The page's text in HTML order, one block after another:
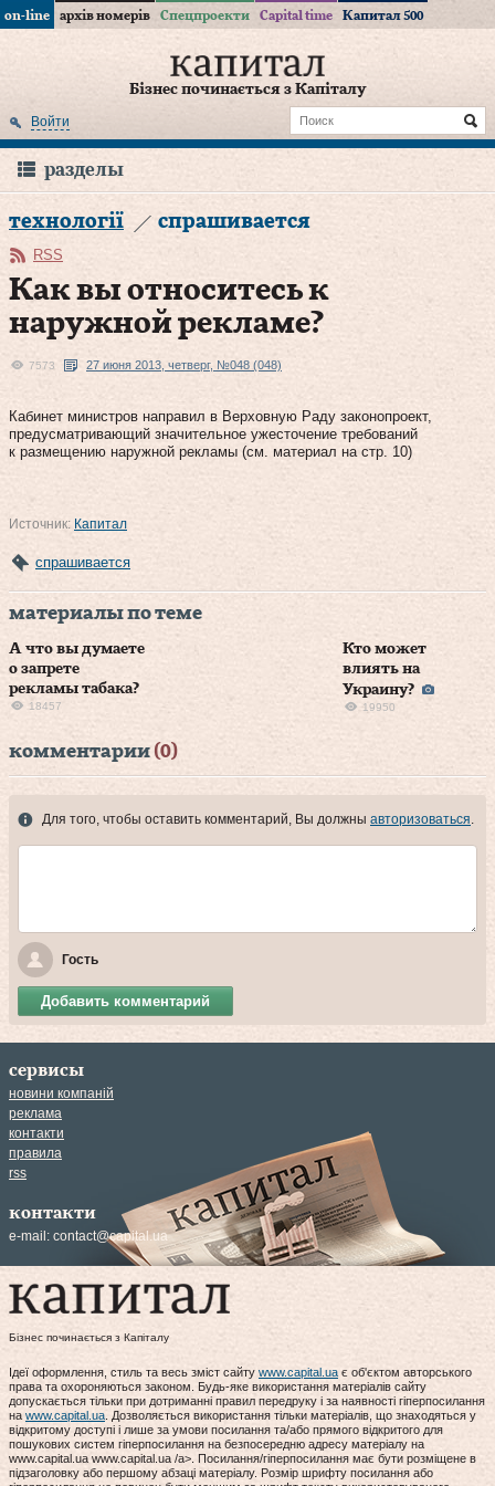
on-line архів номерів Спецпроекти Capital time Капитал 500
Бізнес починається з Капіталу
Войти
разделы
технології спрашивается
RSS
Как вы относитесь к
наружной рекламе?
7573 27 июня 2013, четверг, №048 (048)
Кабинет министров направил в Верховную Раду законопроект,
предусматривающий значительное ужесточение требований
к размещению наружной рекламы (см. материал на стр. 10)
Источник: Капитал
спрашивается
материалы по теме
А что вы думаете
о запрете
рекламы табака?
18457
Кто может
влиять на
Украину?
19950
комментарии (0)
Для того, чтобы оставить комментарий, Вы должны авторизоваться.
Гость
Добавить комментарий
сервисы
новини компаній
реклама
контакти
правила
rss
контакти
e-mail: contact@capital.ua
Бізнес починається з Капіталу
Ідеї оформлення, стиль та весь зміст сайту www.capital.ua є об'єктом авторського
права та охороняються законом. Будь-яке використання матеріалів сайту
допускається тільки при дотриманні правил передруку і за наявності гіперпосилання
на www.capital.ua . Дозволяється використання тільки матеріалів, що знаходяться у
відкритому доступі і лише за умови посилання та/або прямого відкритого для
пошукових систем гіперпосилання на безпосередню адресу матеріалу на
www.capital.ua www.capital.ua /a>. Посилання/гіперпосилання має бути розміщене в
підзаголовку або першому абзаці матеріалу. Розмір шрифту посилання або